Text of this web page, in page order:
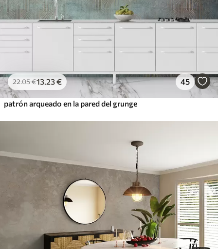
22.05€13 .23€ 45
patrón arqueado en la pared del grunge